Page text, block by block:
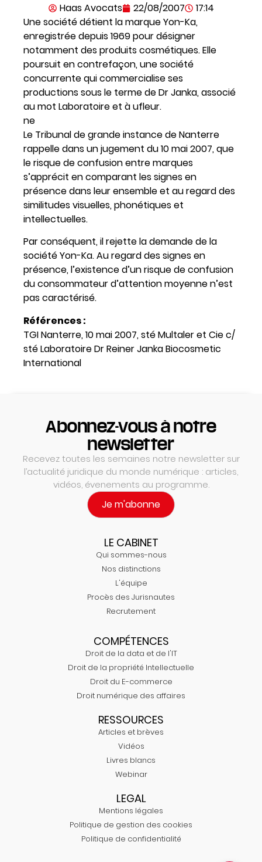
Haas Avocats 22/08/2007
17:14
Une société détient la marque Yon-Ka,
enregistrée depuis 1969 pour désigner
notamment des produits cosmétiques. Elle
poursuit en contrefaçon, une société
concurrente qui commercialise ses
productions sous le terme de Dr Janka, associé
au mot Laboratoire et à ufleur.
ne
Le Tribunal de grande instance de Nanterre
rappelle dans un jugement du 10 mai 2007, que
le risque de confusion entre marques
s’apprécit en comparant les signes en
présence dans leur ensemble et au regard des
similitudes visuelles, phonétiques et
intellectuelles.
Par conséquent, il rejette la demande de la
société Yon-Ka. Au regard des signes en
présence, l’existence d’un risque de confusion
du consommateur d’attention moyenne n’est
pas caractérisé.
Références :
TGI Nanterre, 10 mai 2007, sté Multaler et Cie c/
sté Laboratoire Dr Reiner Janka Biocosmetic
International
Abonnez-vous à notre
newsletter
Recevez toutes les semaines notre newsletter sur
l’actualité juridique du monde numérique : articles,
vidéos, évenements au programme.
Je m'abonne
LE CABINET
Qui sommes-nous
Nos distinctions
L'équipe
Procès des Jurisnautes
Recrutement
COMPÉTENCES
Droit de la data et de l'IT
Droit de la propriété Intellectuelle
Droit du E-commerce
Droit numérique des affaires
RESSOURCES
Articles et brèves
Vidéos
Livres blancs
Webinar
LEGAL
Mentions légales
Politique de gestion des cookies
Politique de confidentialité